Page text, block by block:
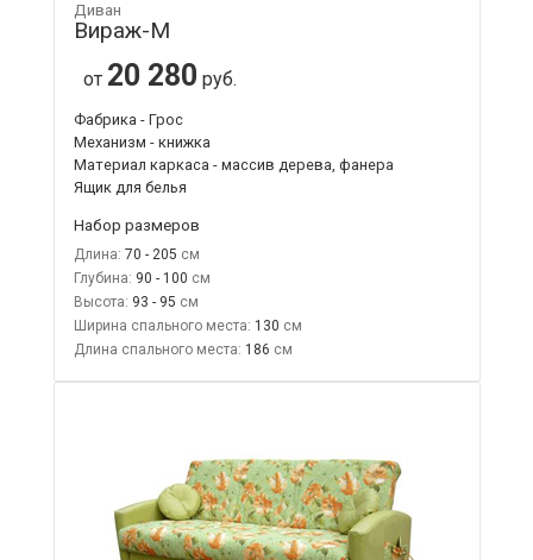
Диван
Вираж-М
от 20 280 руб.
Фабрика - Грос
Механизм - книжка
Материал каркаса - массив дерева, фанера
Ящик для белья
Набор размеров
Длина: 70 - 205
Глубина: 90 - 100
Высота: 93 - 95
Ширина спального места: 130
Длина спального места: 186